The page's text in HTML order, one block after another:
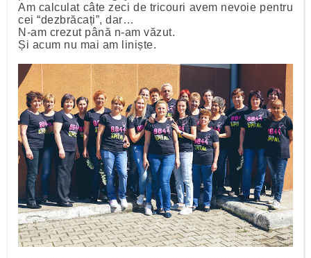
Am calculat câte zeci de tricouri avem nevoie pentru
cei “dezbrăcați”, dar…
N-am crezut până n-am văzut.
Și acum nu mai am liniște.